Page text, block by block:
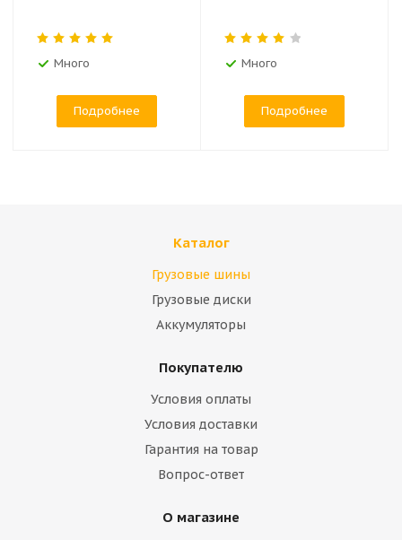
Много
Подробнее
Много
Подробнее
Каталог
Грузовые шины
Грузовые диски
Аккумуляторы
Покупателю
Условия оплаты
Условия доставки
Гарантия на товар
Вопрос-ответ
О магазине